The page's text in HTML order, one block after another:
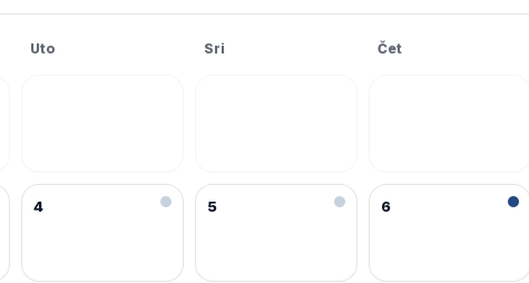
Uto Sri Čet
4 5 6